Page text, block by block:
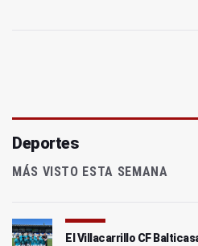
Deportes
MÁS VISTO ESTA SEMANA
El Villacarrillo CF